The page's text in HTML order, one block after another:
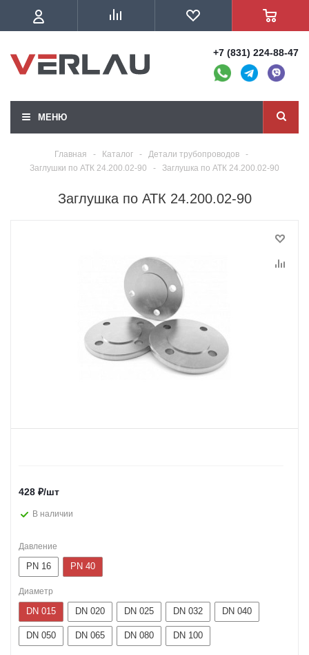
+7 (831) 224-88-47
МЕНЮ
Главная - Каталог - Детали трубопроводов
-
Заглушки по АТК 24.200.02-90
- Заглушка по АТК 24.200.02-90
Заглушка по АТК 24.200.02-90
428 ₽/шт
В наличии
Давление
PN 16 PN 40
Диаметр
DN 015 DN 020 DN 025 DN 032 DN 040
DN 050 DN 065 DN 080 DN 100